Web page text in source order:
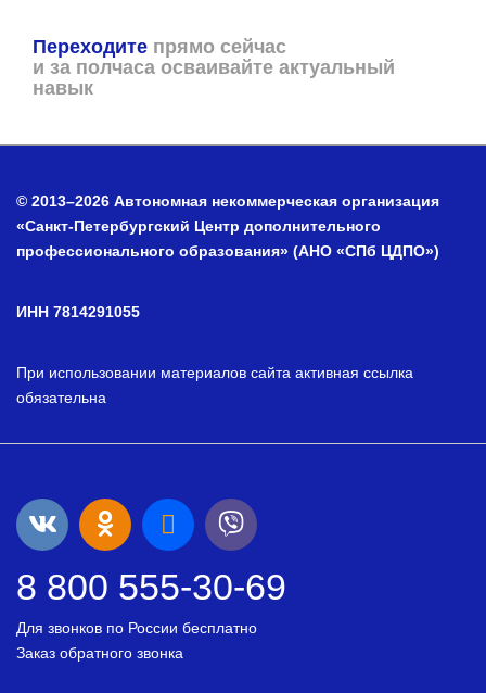
Переходите прямо сейчас
и за полчаса осваивайте актуальный
навык
© 2013–2026 Автономная некоммерческая организация
«Санкт-Петербургский Центр дополнительного
профессионального образования» (АНО «СПб ЦДПО»)
ИНН 7814291055
При использовании материалов сайта активная ссылка
обязательна
8 800 555-30-69
Для звонков по России бесплатно
Заказ обратного звонка